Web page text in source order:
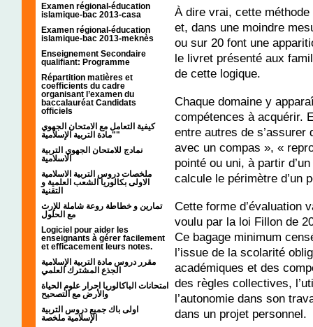
Examen régional-éducation
islamique-bac 2013-casa
Examen régional-éducation
islamique-bac 2013-meknès
Enseignement Secondaire
qualifiant: Programme
Répartition matières et
coefficients du cadre
organisant l’examen du
baccalauréat Candidats
officiels
كيفية التعامل مع الامتحان الجهوي
"مادة التربية الإسلامية"
نمادج للامتحان الجهوي التربية
الاسلامية
ملخصات دروس التربية الاسلامية
الاولى بكالوريا الشعب العلمية و
التقنية
تمارين و خطاطة روعة شاملة للإرث
مع الحلول
Logiciel pour aider les
enseignants à gérer facilement
et efficacement leurs notes.
مقرر دروس مادة التربية الإسلامية
الجذع المشترك العلمي
امتحانات الباكالوريا احرار علوم الحياة
والأرض مع التصحيح
اولى باك جميع دروس التربية
الإسلامية ملخصة
À dire vrai, cette
et, dans une moindre
ou sur 20 font une
le livret présenté aux
de cette logique.
Chaque domaine y
compétences à acquérir.
entre autres de s’assurer
avec un compas », «
pointé ou uni, à partir
calcule le périmètre d’un
Cette forme d’évaluation
voulu par la loi Fillon de
Ce bagage minimum
l’issue de la scolarité
académiques et des
des règles collectives,
l’autonomie dans son
dans un projet personnel.